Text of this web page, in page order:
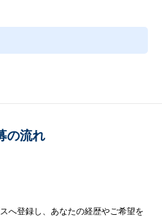
の流れ
へ登録し、あなたの経歴やご希望を